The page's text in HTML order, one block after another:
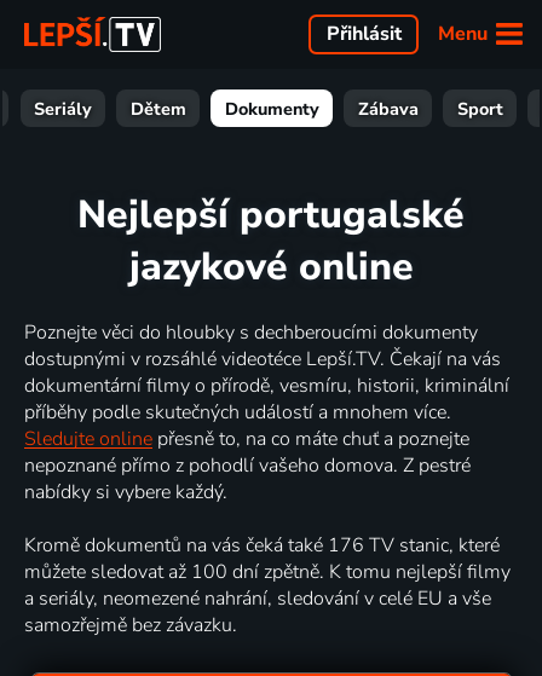
Menu
Přihlásit
Seriály Dětem Dokumenty Zábava Sport
Nejlepší portugalské
jazykové online
Poznejte věci do hloubky s dechberoucími dokumenty
dostupnými v rozsáhlé videotéce Lepší.TV. Čekají na vás
dokumentární filmy o přírodě, vesmíru, historii, kriminální
příběhy podle skutečných událostí a mnohem více.
Sledujte online přesně to, na co máte chuť a poznejte
nepoznané přímo z pohodlí vašeho domova. Z pestré
nabídky si vybere každý.
Kromě dokumentů na vás čeká také 176 TV stanic, které
můžete sledovat až 100 dní zpětně. K tomu nejlepší filmy
a seriály, neomezené nahrání, sledování v celé EU a vše
samozřejmě bez závazku.